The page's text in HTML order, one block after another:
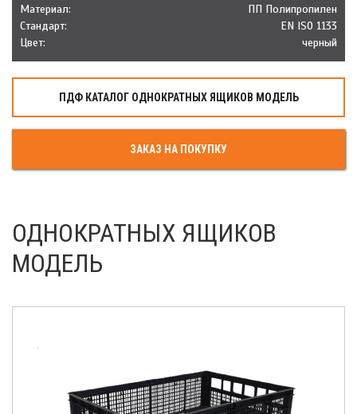
Материал:
ПП Полипропилен
Стандарт:
EN ISO 1133
Цвет:
черный
ПДФ КАТАЛОГ OДНОКРАТНЫХ ЯЩИКОВ МОДЕЛЬ
ЗАКАЗ НА ПОКУПКУ
ОДНОКРАТНЫХ ЯЩИКОВ
МОДЕЛЬ